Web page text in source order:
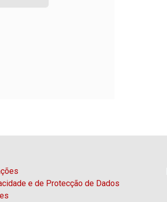
e de Protecção de Dados